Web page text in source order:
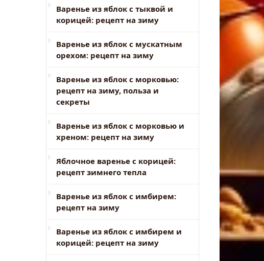
Варенье из яблок с тыквой и
корицей: рецепт на зиму
Варенье из яблок с мускатным
орехом: рецепт на зиму
Варенье из яблок с морковью:
рецепт на зиму, польза и
секреты
Варенье из яблок с морковью и
хреном: рецепт на зиму
Яблочное варенье с корицей:
рецепт зимнего тепла
Варенье из яблок с имбирем:
рецепт на зиму
Варенье из яблок с имбирем и
корицей: рецепт на зиму